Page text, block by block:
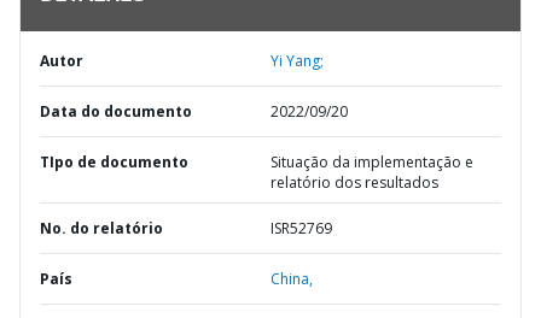
Autor Yi Yang;
Data do documento 2022/09/20
TIpo de documento
Situação da implementação e
relatório dos resultados
No. do relatório ISR52769
País China,